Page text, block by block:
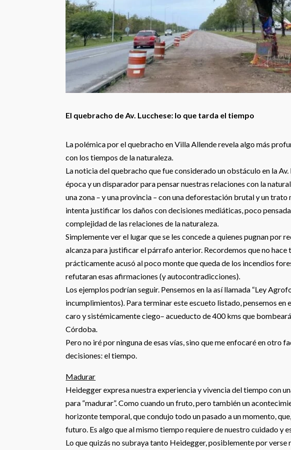
El quebracho de Av. Lucchese: lo que tarda el tiempo
La polémica por el quebracho en Villa Allende revela algo más
con los tiempos de la naturaleza.
La noticia del quebracho que fue considerado un obstáculo en la
época y un disparador para pensar nuestras relaciones con la
una zona – y una provincia – con una deforestación brutal y un
intenta justificar los daños con decisiones mediáticas, poco
complejidad de las relaciones de la naturaleza.
Simplemente ver el lugar que se les concede a quienes pugnan por
alcanza para justificar el párrafo anterior. Recordemos que no hace
prácticamente acusó al poco monte que queda de los incendios
refutaran esas afirmaciones (y autocontradicciones).
Los ejemplos podrían seguir. Pensemos en la así llamada “Ley
incumplimientos). Para terminar este escueto listado, pensemos
caro y sistémicamente ciego– acueducto de 400 kms que
Córdoba.
Pero no iré por ninguna de esas vías, sino que me enfocaré en otro
decisiones: el tiempo.
Madurar
Heidegger expresa nuestra experiencia y vivencia del tiempo con
para “madurar”. Como cuando un fruto, pero también un
horizonte temporal, que condujo todo un pasado a un momento,
futuro. Es algo que al mismo tiempo requiere de nuestro cuidado y
Lo que quizás no subraya tanto Heidegger, posiblemente por verse